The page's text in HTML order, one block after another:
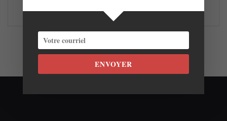
ENVOYER